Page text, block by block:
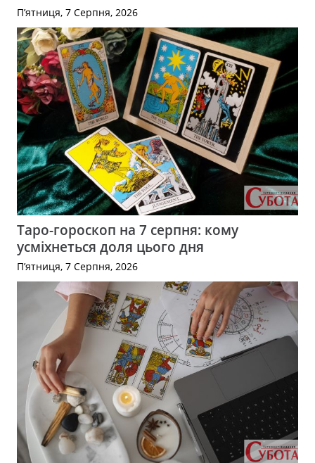
П’ятниця, 7 Серпня, 2026
Таро-гороскоп на 7 серпня: кому
усміхнеться доля цього дня
П’ятниця, 7 Серпня, 2026